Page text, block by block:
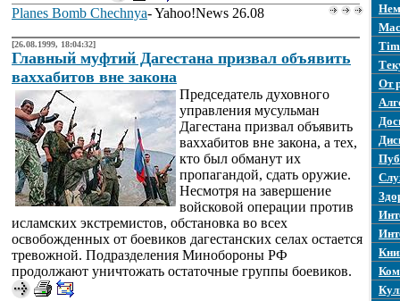
Planes Bomb Chechnya- Yahoo!News 26.08
[26.08.1999, 18:04:32]
Главный муфтий Дагестана призвал объявить
ваххабитов вне закона
Председатель духовного
управления мусульман
Дагестана призвал объявить
ваххабитов вне закона, а тех,
кто был обманут их
пропагандой, сдать оружие.
Несмотря на завершение
войсковой операции против
исламских экстремистов, обстановка во всех
освобожденных от боевиков дагестанских селах остается
тревожной. Подразделения Минобороны РФ
продолжают уничтожать остаточные группы боевиков.
От